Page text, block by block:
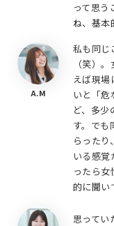
って思う
ね、基本
A.M
私も同じ
（笑）
えば現場
いと「危
ど、多少
す。でも
らったり
いる感
ったら女
的に聞い
思ってい